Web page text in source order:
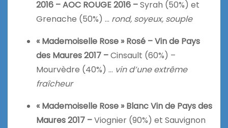
2016 – AOC ROUGE 2016 –Syrah (50%) et
Grenache (50%) … rond, soyeux, souple
« Mademoiselle Rose » Rosé – Vin de Pays
des Maures 2017 –Cinsault (60%) –
Mourvèdre (40%) … vin d’une extrême
fraîcheur
« Mademoiselle Rose » Blanc Vin de Pays des
Maures 2017 –Viognier (90%) et Sauvignon